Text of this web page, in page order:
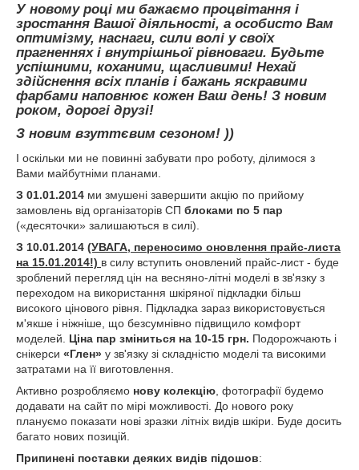
У новому році ми бажаємо процвітання і
зростання Вашої діяльності, а особисто Вам
оптимізму, наснаги, сили волі у своїх
прагненнях і внутрішньої рівноваги. Будьте
успішними, коханими, щасливими! Нехай
здійснення всіх планів і бажань яскравими
фарбами наповнює кожен Ваш день! З новим
роком, дорогі друзі!
З новим взуттєвим сезоном! ))
І оскільки ми не повинні забувати про роботу, ділимося з
Вами майбутніми планами.
З 01.01.2014 ми змушені завершити акцію по прийому
замовлень від організаторів СП блоками по 5 пар
(«десяточки» залишаються в силі).
З 10.01.2014 (УВАГА, переносимо оновлення прайс-листа
на 15.01.2014!) в силу вступить оновлений прайс-лист - буде
зроблений перегляд цін на весняно-літні моделі в зв'язку з
переходом на використання шкіряної підкладки більш
високого цінового рівня. Підкладка зараз використовується
м'якше і ніжніше, що безсумнівно підвищило комфорт
моделей. Ціна пар зміниться на 10-15 грн. Подорожчають і
снікерси «Глен» у зв'язку зі складністю моделі та високими
затратами на її виготовлення.
Активно розробляємо нову колекцію , фотографії будемо
додавати на сайт по мірі можливості. До нового року
плануємо показати нові зразки літніх видів шкіри. Буде досить
багато нових позицій.
Припинені поставки деяких видів підошов: